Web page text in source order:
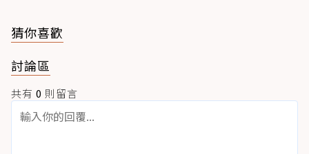
猜你喜歡
討論區
共有 0 則留言